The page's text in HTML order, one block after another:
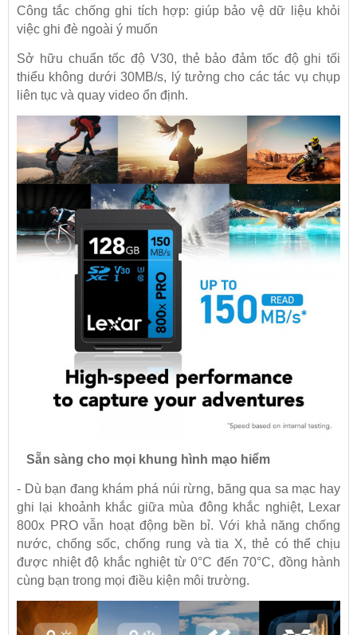
Công tắc chống ghi tích hợp: giúp bảo vệ dữ liệu khỏi
việc ghi đè ngoài ý muốn
Sở hữu chuẩn tốc độ V30, thẻ bảo đảm tốc độ ghi tối
thiểu không dưới 30MB/s, lý tưởng cho các tác vụ chụp
liên tục và quay video ổn định.
Sẵn sàng cho mọi khung hình mạo hiểm
- Dù bạn đang khám phá núi rừng, băng qua sa mạc hay
ghi lại khoảnh khắc giữa mùa đông khắc nghiệt, Lexar
800x PRO vẫn hoạt động bền bỉ. Với khả năng chống
nước, chống sốc, chống rung và tia X, thẻ có thể chịu
được nhiệt độ khắc nghiệt từ 0°C đến 70°C, đồng hành
cùng bạn trong mọi điều kiện môi trường.